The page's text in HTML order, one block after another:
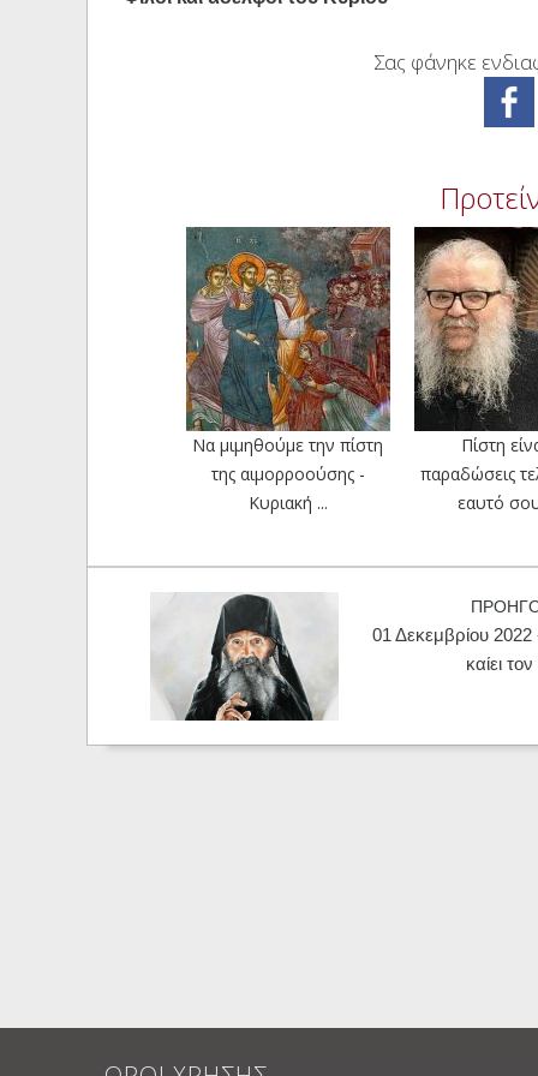
Σας φάνηκε
Να μιμηθούμε την πίστη
της αιμορροούσης -
Κυριακή ...
Πίστη
παραδώσεις
εαυτό
01 Δεκεμβρίου
καίει